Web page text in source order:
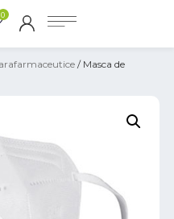
0
/ Masca de